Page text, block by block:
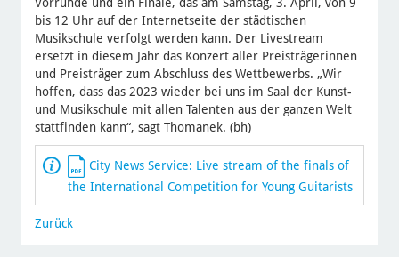
bis 12 Uhr auf der Internetseite der städtischen
Musikschule verfolgt werden kann. Der Livestream
ersetzt in diesem Jahr das Konzert aller Preisträgerinnen
und Preisträger zum Abschluss des Wettbewerbs. „Wir
hoffen, dass das 2023 wieder bei uns im Saal der Kunst-
und Musikschule mit allen Talenten aus der ganzen Welt
stattfinden kann“, sagt Thomanek. (bh)
City News Service: Live stream of the finals of
the International Competition for Young Guitarists
Zurück